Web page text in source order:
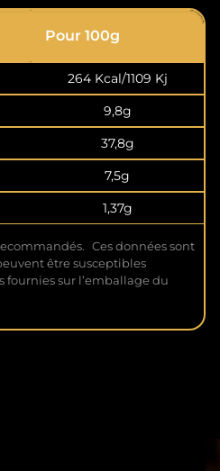
Pour 100g
264 Kcal/1109 Kj
9,8g
37,8g
7,5g
1,37g
Ces données sont
être susceptibles
fournies sur l’emballage du